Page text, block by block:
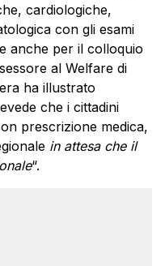
cardiologiche,
con gli esami
anche per il colloquio
al Welfare di
ha illustrato
che i cittadini
prescrizione medica,
in attesa che il
“.